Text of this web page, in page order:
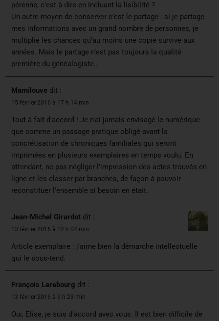
pérenne, c’est à dire en incluant la lisibilité ?
Un autre moyen de conserver c’est le partage : si je partage
mes informations avec un grand nombre de personnes, je
multiplie les chances qu’au moins une copie survive aux
années. Mais le partage n’est pas toujours la qualité
première du généalogiste…
Mamilouve dit :
15 février 2016 à 17 h 14 min
Tout à fait d’accord ! Je n’ai jamais envisagé le numérique
que comme un passage pratique obligé avant la
concrétisation de chroniques familiales qui seront
imprimées en plusieurs exemplaires en temps voulu. En
attendant, ne pas négliger l’impression des actes trouvés en
ligne et les classer par branches, de façon à pouvoir
reconstituer l’ensemble si besoin en était.
Jean-Michel Girardot dit :
13 février 2016 à 12 h 04 min
Article exemplaire : j’aime bien la démarche intellectuelle
qui le sous-tend.
François Lerebourg dit :
13 février 2016 à 9 h 23 min
Oui, Elise, je suis d’accord avec vous. Il est bien difficile de